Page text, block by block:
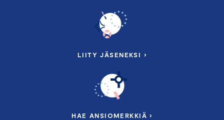
LIITY JÄSENEKSI ›
HAE ANSIOMERKKIÄ ›